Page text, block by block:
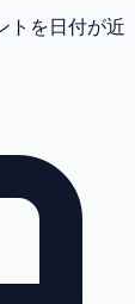
トを日付が近